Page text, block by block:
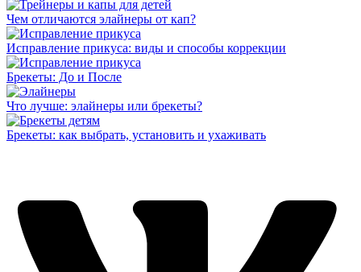
Чем отличаются элайнеры от кап?
Исправление прикуса: виды и способы коррекции
Брекеты: До и После
Что лучше: элайнеры или брекеты?
Брекеты: как выбрать, установить и ухаживать